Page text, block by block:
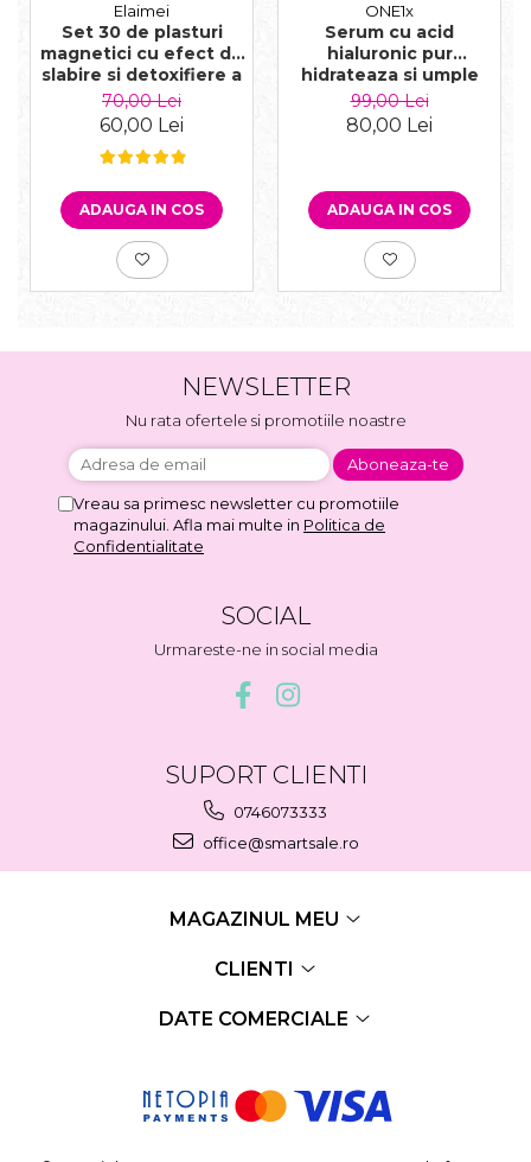
Elaimei
Set 30 de plasturi
magnetici cu efect de
slabire si detoxifiere a
organismului
ingrediente naturale
70,00 Lei
60,00 Lei
ADAUGA IN COS
ONE1x
Serum cu acid
hialuronic pur
hidrateaza si umple
ridurile, 30 ml
99,00 Lei
80,00 Lei
ADAUGA IN COS
NEWSLETTER
Nu rata ofertele si promotiile noastre
Vreau sa primesc newsletter cu promotiile
magazinului. Afla mai multe in Politica de
Confidentialitate
SOCIAL
Urmareste-ne in social media
SUPORT CLIENTI
0746073333
office@smartsale.ro
MAGAZINUL MEU
CLIENTI
DATE COMERCIALE